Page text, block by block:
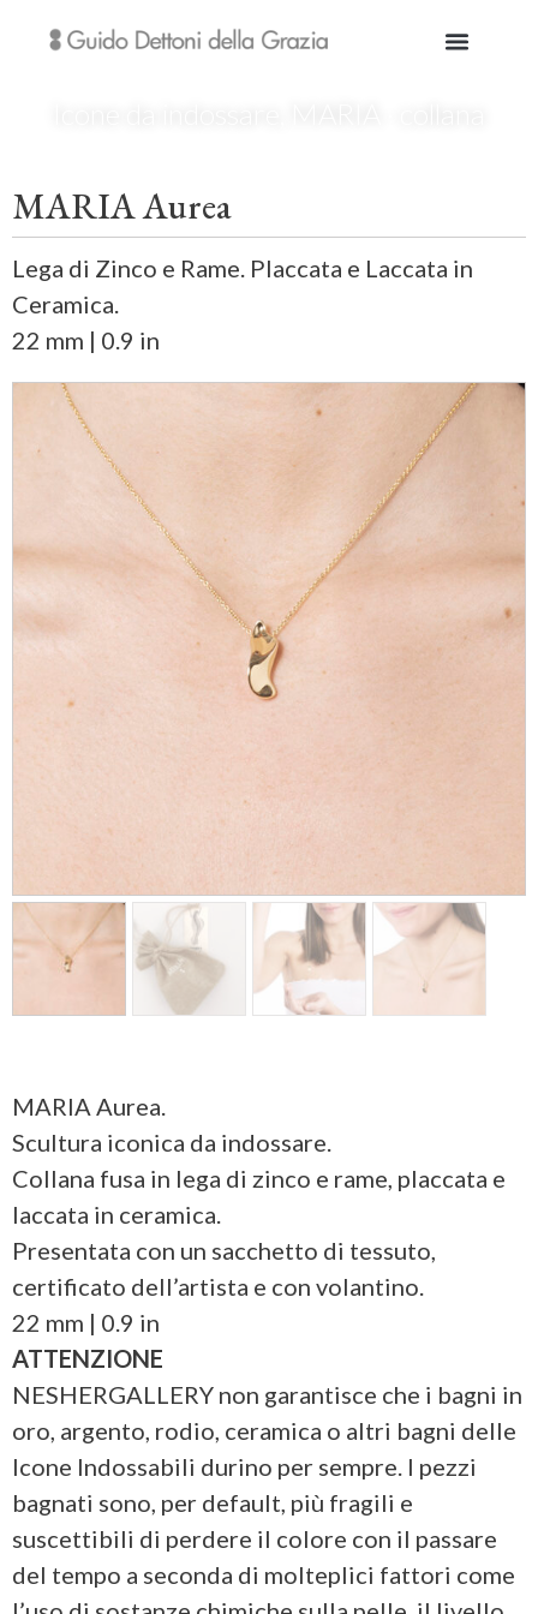
MARIA Aurea
Lega di Zinco e Rame. Placcata e Laccata in
Ceramica.
22 mm | 0.9 in
MARIA Aurea.
Scultura iconica da indossare.
Collana fusa in lega di zinco e rame, placcata e
laccata in ceramica.
Presentata con un sacchetto di tessuto,
certificato dell’artista e con volantino.
22 mm | 0.9 in
ATTENZIONE
NESHERGALLERY non garantisce che i bagni in
oro, argento, rodio, ceramica o altri bagni delle
Icone Indossabili durino per sempre. I pezzi
bagnati sono, per default, più fragili e
suscettibili di perdere il colore con il passare
del tempo a seconda di molteplici fattori come